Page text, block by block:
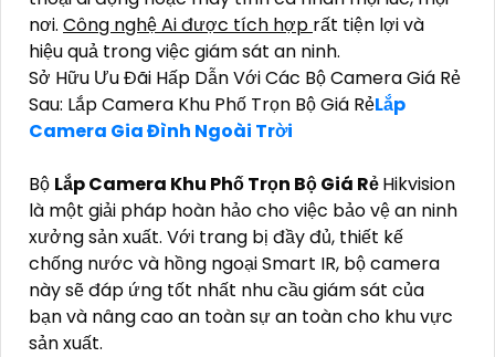
nơi. Công nghệ Ai được tích hợp rất tiện lợi và
hiệu quả trong việc giám sát an ninh.
Sở Hữu Ưu Đãi Hấp Dẫn Với Các Bộ Camera Giá Rẻ
Sau: Lắp Camera Khu Phố Trọn Bộ Giá RẻLắp
Camera Gia Đình Ngoài Trời
Bộ Lắp Camera Khu Phố Trọn Bộ Giá RẻHikvision
là một giải pháp hoàn hảo cho việc bảo vệ an ninh
xưởng sản xuất. Với trang bị đầy đủ, thiết kế
chống nước và hồng ngoại Smart IR, bộ camera
này sẽ đáp ứng tốt nhất nhu cầu giám sát của
bạn và nâng cao an toàn sự an toàn cho khu vực
sản xuất.